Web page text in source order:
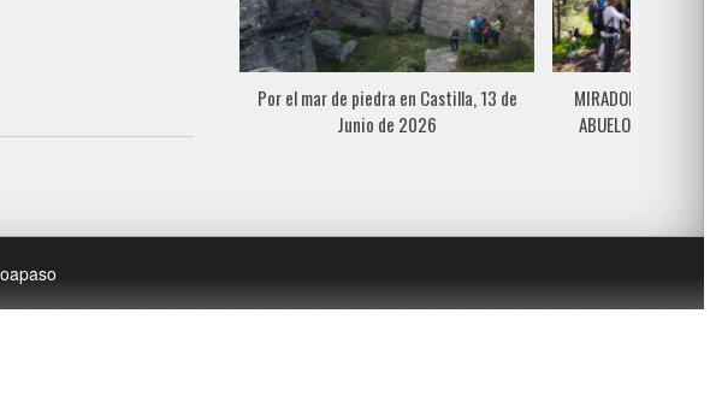
Por el mar de piedra en Castilla, 13 de
Junio de 2026
MIRADOR DE LA
ABUELOS DEL